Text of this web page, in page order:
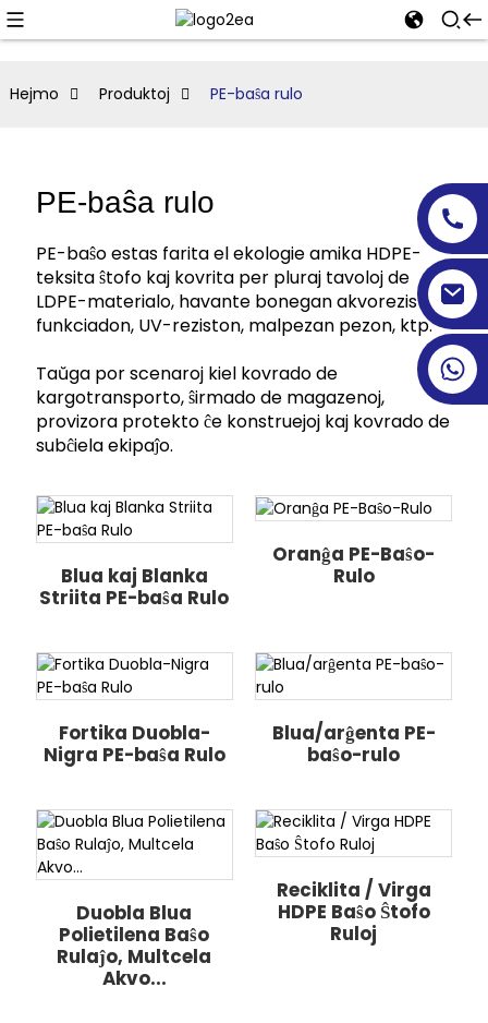
Hejmo Produktoj PE-baŝa rulo
PE-baŝa rulo
PE-baŝo estas farita el ekologie amika HDPE-
teksita ŝtofo kaj kovrita per pluraj tavoloj de
LDPE-materialo, havante bonegan akvorezistan
funkciadon, UV-reziston, malpezan pezon, ktp.
Taŭga por scenaroj kiel kovrado de
kargotransporto, ŝirmado de magazenoj,
provizora protekto ĉe konstruejoj kaj kovrado de
subĉiela ekipaĵo.
Blua kaj Blanka
Striita PE-baŝa Rulo
Oranĝa PE-Baŝo-
Rulo
Fortika Duobla-
Nigra PE-baŝa Rulo
Blua/arĝenta PE-
baŝo-rulo
Duobla Blua
Polietilena Baŝo
Rulaĵo, Multcela
Akvo...
Reciklita / Virga
HDPE Baŝo Ŝtofo
Ruloj